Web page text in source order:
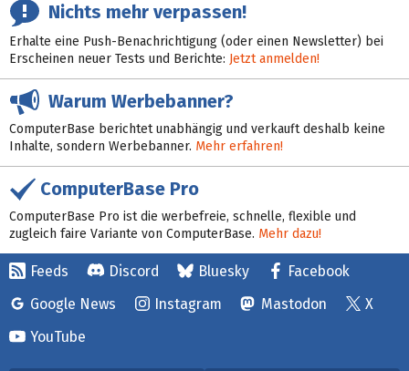
Nichts mehr verpassen!
Erhalte eine Push-Benachrichtigung (oder einen Newsletter) bei
Erscheinen neuer Tests und Berichte: Jetzt anmelden!
Warum Werbebanner?
ComputerBase berichtet unabhängig und verkauft deshalb keine
Inhalte, sondern Werbebanner. Mehr erfahren!
ComputerBase Pro
ComputerBase Pro ist die werbefreie, schnelle, flexible und
zugleich faire Variante von ComputerBase. Mehr dazu!
Feeds Discord Bluesky
Facebook
Google News
Instagram Mastodon
X
YouTube